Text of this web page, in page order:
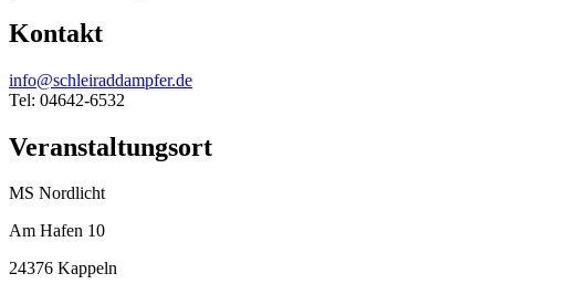
Kontakt
info@schleiraddampfer.de
Tel: 04642-6532
Veranstaltungsort
MS Nordlicht
Am Hafen 10
24376 Kappeln